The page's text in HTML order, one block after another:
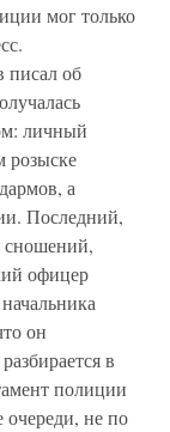
мог только
об
личный
розыске
а
Последний,
сношений,
офицер
он
в
полиции
очереди, не по